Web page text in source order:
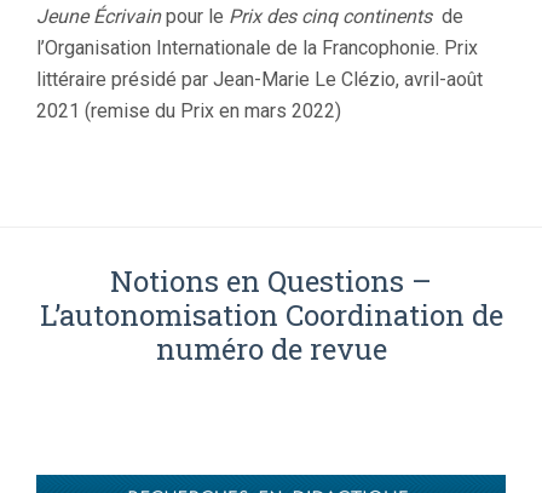
Jeune Écrivainpour le Prix des cinq continents de
l’Organisation Internationale de la Francophonie. Prix
littéraire présidé par Jean-Marie Le Clézio, avril-août
2021 (remise du Prix en mars 2022)
Notions en Questions –
L’autonomisation Coordination de
numéro de revue